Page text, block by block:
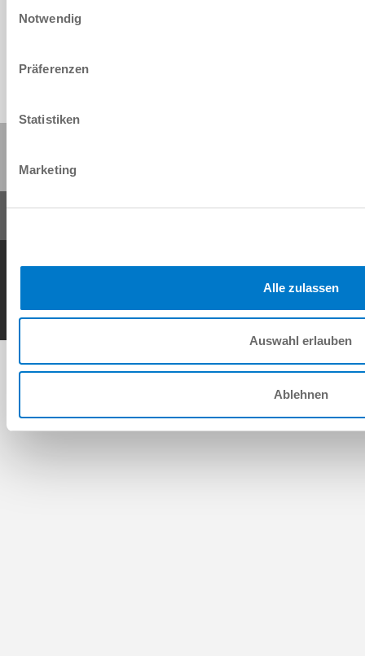
Notwendig
Präferenzen
Statistiken
Marketing
Alle zulassen
Auswahl erlauben
Ablehnen